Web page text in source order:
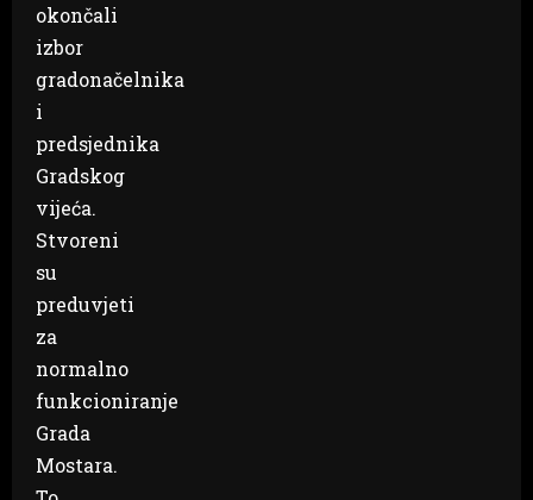
okončali
izbor
gradonačelnika
i
predsjednika
Gradskog
vijeća.
Stvoreni
su
preduvjeti
za
normalno
funkcioniranje
Grada
Mostara.